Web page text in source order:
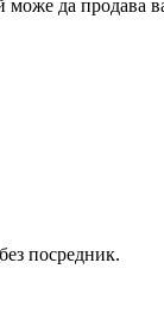
да продава
посредник.